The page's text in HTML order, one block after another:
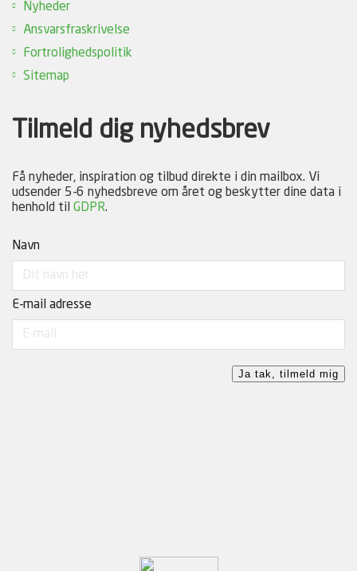
Nyheder
Ansvarsfraskrivelse
Fortrolighedspolitik
Sitemap
Tilmeld dig nyhedsbrev
Få nyheder, inspiration og tilbud direkte i din mailbox. Vi
udsender 5-6 nyhedsbreve om året og beskytter dine data i
henhold til GDPR.
Navn
E-mail adresse
Ja tak, tilmeld mig